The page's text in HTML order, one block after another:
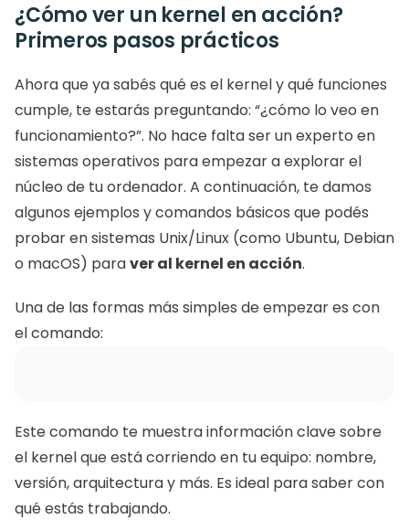
¿Cómo ver un kernel en acción?
Primeros pasos prácticos
Ahora que ya sabés qué es el kernel y qué funciones
cumple, te estarás preguntando: “¿cómo lo veo en
funcionamiento?”. No hace falta ser un experto en
sistemas operativos para empezar a explorar el
núcleo de tu ordenador. A continuación, te damos
algunos ejemplos y comandos básicos que podés
probar en sistemas Unix/Linux (como Ubuntu, Debian
o macOS) para ver al kernel en acción.
Una de las formas más simples de empezar es con
el comando:
Este comando te muestra información clave sobre
el kernel que está corriendo en tu equipo: nombre,
versión, arquitectura y más. Es ideal para saber con
qué estás trabajando.